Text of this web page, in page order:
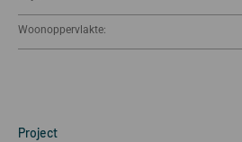
Woonoppervlakte:
Project